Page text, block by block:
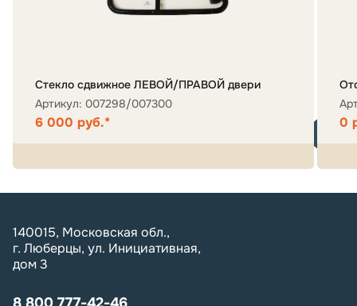
Стекло сдвижное ЛЕВОЙ/ПРАВОЙ двери
Артикул: 007298/007300
6 000 руб.* 0
140015, Московская обл.,
г. Люберцы, ул. Инициативная,
дом 3